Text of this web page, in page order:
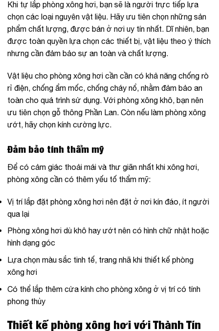
Khi tự lắp phòng xông hơi, bạn sẽ là người trực tiếp lựa
chọn các loại nguyên vật liệu. Hãy ưu tiên chọn những sản
phẩm chất lượng, được bán ở nơi uy tín nhất. Dĩ nhiên, bạn
được toàn quyền lựa chọn các thiết bị, vật liệu theo ý thích
nhưng cần đảm bảo sự an toàn và chất lượng.
Vật liệu cho phòng xông hơi cần cần có khả năng chống rò
rỉ điện, chống ẩm mốc, chống cháy nổ, nhằm đảm bảo an
toàn cho quá trình sử dụng. Với phòng xông khô, bạn nên
ưu tiên chọn gỗ thông Phần Lan. Còn nếu làm phòng xông
ướt, hãy chọn kính cường lực.
Đảm bảo tính thẩm mỹ
Để có cảm giác thoải mái và thư giãn nhất khi xông hơi,
phòng xông cần có thêm yếu tố thẩm mỹ:
Vị trí lắp đặt phòng xông hơi nên đặt ở nơi kín đáo, ít người
qua lại
Phòng xông hơi dù khô hay ướt nên có hình chữ nhật hoặc
hình dạng góc
Lựa chọn màu sắc tinh tế, trang nhã khi thiết kế phòng
xông hơi
Có thể lắp thêm cửa kính cho phòng xông ở vị trí có tính
phong thủy
Thiết kế phòng xông hơi với Thành Tín